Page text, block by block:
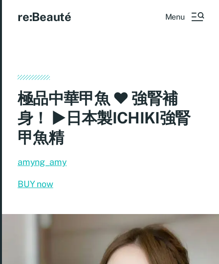
re:Beauté Menu
極品中華甲魚 ♥ 強腎補
身！ ►日本製ICHIKI強腎
甲魚精
amyng_amy
BUY now